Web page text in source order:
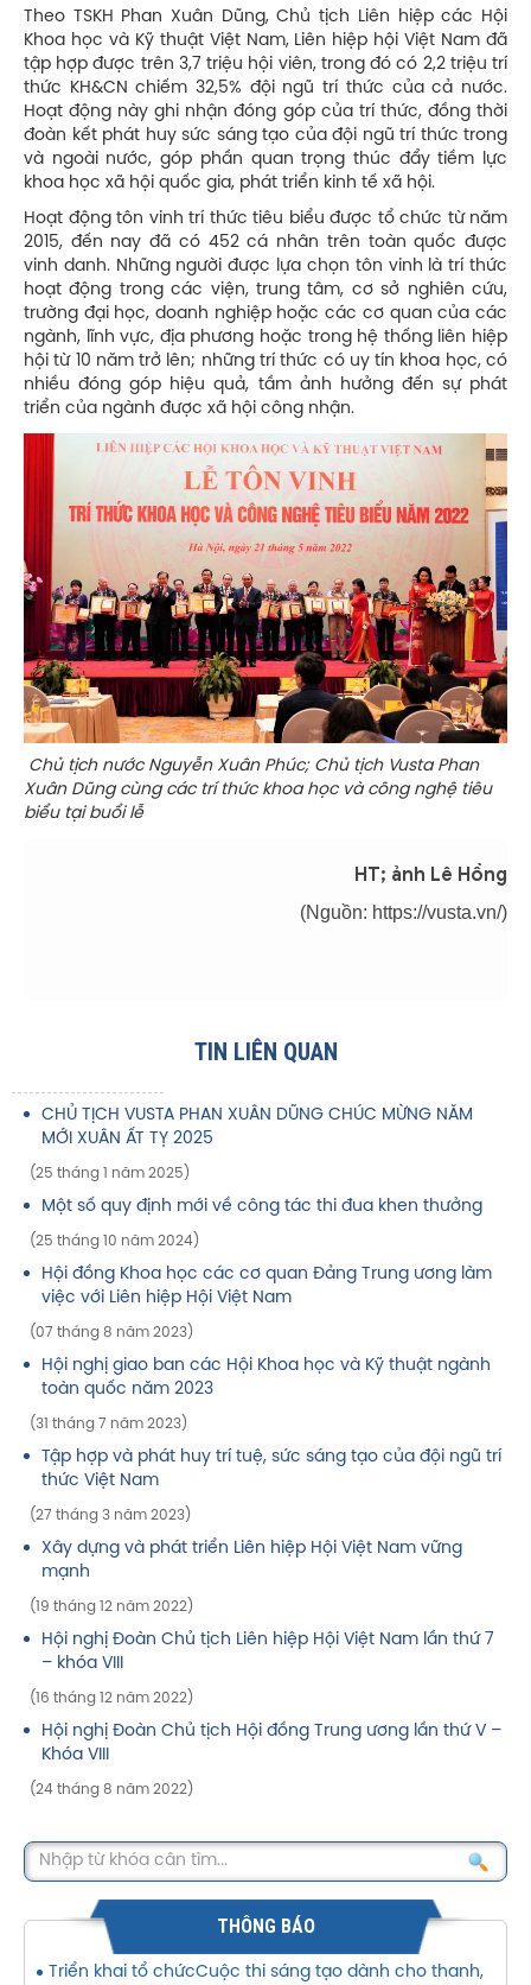
Theo TSKH Phan Xuân Dũng, Chủ tịch Liên hiệp các Hội
Khoa học và Kỹ thuật Việt Nam, Liên hiệp hội Việt Nam đã
tập hợp được trên 3,7 triệu hội viên, trong đó có 2,2 triệu trí
thức KH&CN chiếm 32,5% đội ngũ trí thức của cả nước.
Hoạt động này ghi nhận đóng góp của trí thức, đồng thời
đoàn kết phát huy sức sáng tạo của đội ngũ trí thức trong
và ngoài nước, góp phần quan trọng thúc đẩy tiềm lực
khoa học xã hội quốc gia, phát triển kinh tế xã hội.
Hoạt động tôn vinh trí thức tiêu biểu được tổ chức từ năm
2015, đến nay đã có 452 cá nhân trên toàn quốc được
vinh danh. Những người được lựa chọn tôn vinh là trí thức
hoạt động trong các viện, trung tâm, cơ sở nghiên cứu,
trường đại học, doanh nghiệp hoặc các cơ quan của các
ngành, lĩnh vực, địa phương hoặc trong hệ thống liên hiệp
hội từ 10 năm trở lên; những trí thức có uy tín khoa học, có
nhiều đóng góp hiệu quả, tầm ảnh hưởng đến sự phát
triển của ngành được xã hội công nhận.
Chủ tịch nước Nguyễn Xuân Phúc; Chủ tịch Vusta Phan
Xuân Dũng cùng các trí thức khoa học và công nghệ tiêu
biểu tại buổi lễ
HT; ảnh Lê Hồng
(Nguồn: https://vusta.vn/)
TIN LIÊN QUAN
CHỦ TỊCH VUSTA PHAN XUÂN DŨNG CHÚC MỪNG NĂM
MỚI XUÂN ẤT TỴ 2025
(25 tháng 1 năm 2025)
Một số quy định mới về công tác thi đua khen thưởng
(25 tháng 10 năm 2024)
Hội đồng Khoa học các cơ quan Đảng Trung ương làm
việc với Liên hiệp Hội Việt Nam
(07 tháng 8 năm 2023)
Hội nghị giao ban các Hội Khoa học và Kỹ thuật ngành
toàn quốc năm 2023
(31 tháng 7 năm 2023)
Tập hợp và phát huy trí tuệ, sức sáng tạo của đội ngũ trí
thức Việt Nam
(27 tháng 3 năm 2023)
Xây dựng và phát triển Liên hiệp Hội Việt Nam vững
mạnh
(19 tháng 12 năm 2022)
Hội nghị Đoàn Chủ tịch Liên hiệp Hội Việt Nam lần thứ 7
– khóa VIII
(16 tháng 12 năm 2022)
Hội nghị Đoàn Chủ tịch Hội đồng Trung ương lần thứ V –
Khóa VIII
(24 tháng 8 năm 2022)
THÔNG BÁO
Triển khai tổ chứcCuộc thi sáng tạo dành cho thanh,